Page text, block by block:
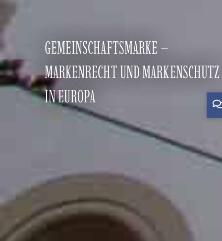
GEMEINSCHAFTSMARKE –
MARKENRECHT UND MARKENSCHUTZ
IN EUROPA